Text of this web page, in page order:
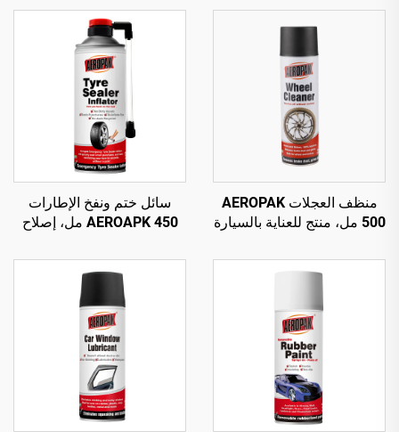
منظف العجلات AEROPAK
500 مل، منتج للعناية بالسيارة
السيارة
سائل ختم ونفخ الإطارات
AEROAPK 450 مل، إصلاح
أنبوب داخلي